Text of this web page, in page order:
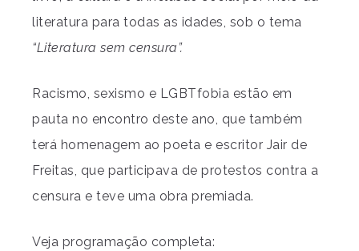
literatura para todas as idades, sob o tema
“Literatura sem censura”.
Racismo, sexismo e LGBTfobia estão em
pauta no encontro deste ano, que também
terá homenagem ao poeta e escritor Jair de
Freitas, que participava de protestos contra a
censura e teve uma obra premiada.
Veja programação completa: